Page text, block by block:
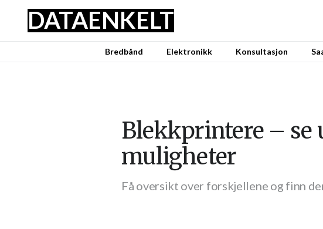
DATAENKELT
Bredbånd Elektronikk Konsultasjon
Blekkprintere – se
muligheter
Få oversikt over forskjellene og finn